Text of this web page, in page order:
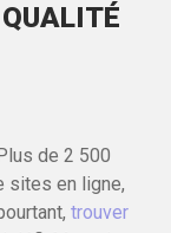
de 2 500
sites en ligne,
trouver